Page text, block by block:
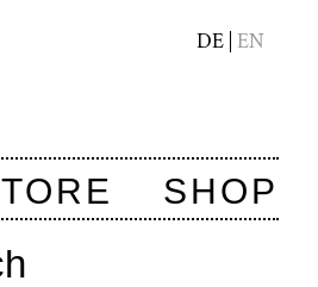
DE EN
SHOP